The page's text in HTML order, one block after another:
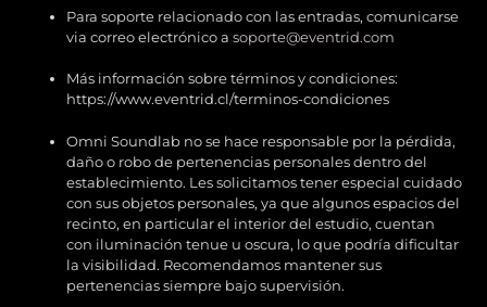
Para soporte relacionado con las entradas, comunicarse
via correo electrónico asoporte@eventrid.com
Más información sobre términos y condiciones:
https://www.eventrid.cl/terminos-condiciones
Omni Soundlab no se hace responsable por la pérdida,
daño o robo de pertenencias personales dentro del
establecimiento. Les solicitamos tener especial cuidado
con sus objetos personales, ya que algunos espacios del
recinto, en particular el interior del estudio, cuentan
con iluminación tenue u oscura, lo que podría dificultar
la visibilidad. Recomendamos mantener sus
pertenencias siempre bajo supervisión.